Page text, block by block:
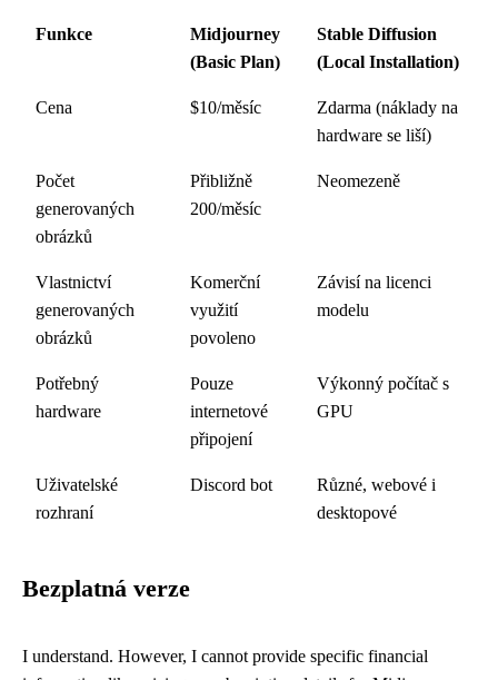
Funkce
Midjourney
(Basic Plan)
Stable Diffusion
(Local Installation)
Cena $10/měsíc
Zdarma (náklady na
hardware se liší)
Počet
generovaných
obrázků
Přibližně
200/měsíc
Neomezeně
Vlastnictví
generovaných
obrázků
Komerční
využití
povoleno
Závisí na licenci
modelu
Potřebný
hardware
Pouze
internetové
připojení
Výkonný počítač s
GPU
Uživatelské
rozhraní
Discord bot
Různé, webové i
desktopové
Bezplatná verze
I understand. However, I cannot provide specific financial